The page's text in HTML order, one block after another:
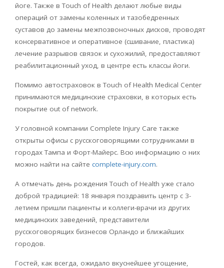
йоге. Также в Touch of Health делают любые виды
операций от замены коленных и тазобедренных
суставов до замены межпозвоночных дисков, проводят
консервативное и оперативное (сшивание, пластика)
лечение разрывов связок и сухожилий, предоставляют
реабилитационный уход, в центре есть классы йоги.
Помимо автостраховок в Touch of Health Medical Center
принимаются медицинские страховки, в которых есть
покрытие out of network.
У головной компании Complete Injury Care также
открыты офисы с русскоговорящими сотрудниками в
городах Тампа и Форт-Майерс. Всю информацию о них
можно найти на сайте complete-injury.com.
А отмечать день рождения Touch of Health уже стало
доброй традицией: 18 января поздравить центр с 3-
летием пришли пациенты и коллеги-врачи из других
медицинских заведений, представители
русскоговорящих бизнесов Орландо и ближайших
городов.
Гостей, как всегда, ожидало вкуснейшее угощение,